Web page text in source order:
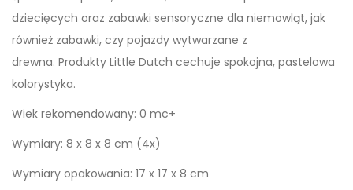
dziecięcych oraz zabawki sensoryczne dla niemowląt, jak
również zabawki, czy pojazdy wytwarzane z
drewna. Produkty Little Dutch cechuje spokojna, pastelowa
kolorystyka.
Wiek rekomendowany: 0 mc+
Wymiary: 8 x 8 x 8 cm (4x)
Wymiary opakowania: 17 x 17 x 8 cm